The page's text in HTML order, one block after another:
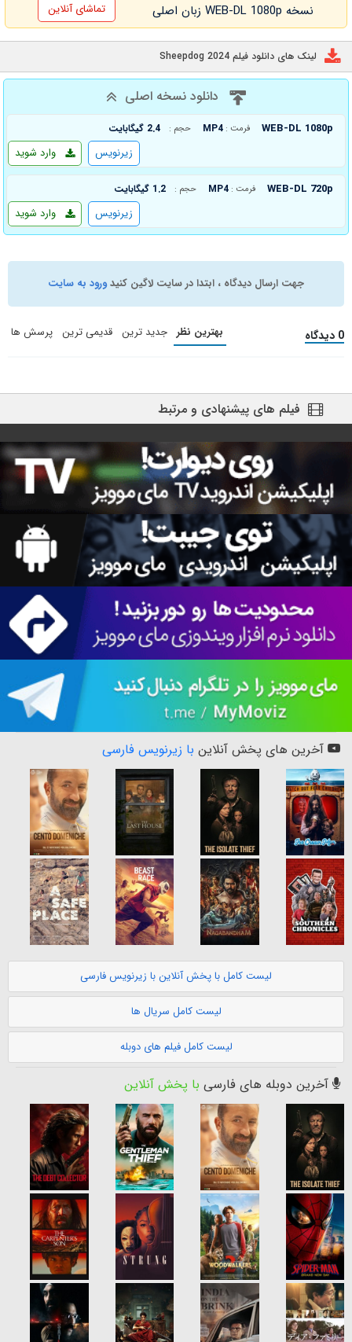
نسخه WEB-DL 1080p زبان اصلی تماشای آنلاین
لینک های دانلود فیلم Sheepdog 2024
دانلود نسخه اصلی
WEB-DL 1080p فرمت : MP4 حجم : 2.4 گیگابایت
وارد شوید زیرنویس
WEB-DL 720p فرمت : MP4 حجم : 1.2 گیگابایت
وارد شوید زیرنویس
جهت ارسال دیدگاه ، ابتدا در سایت لاگین کنیدورود به سایت
0 دیدگاه بهترین نظر جدید ترین قدیمی ترین پرسش ها
فیلم های پیشنهادی و مرتبط
آخرین های پخش آنلاین با زیرنویس فارسی
لیست کامل با پخش آنلاین با زیرنویس فارسی
لیست کامل سریال ها
لیست کامل فیلم های دوبله
آخرین دوبله های فارسی با پخش آنلاین